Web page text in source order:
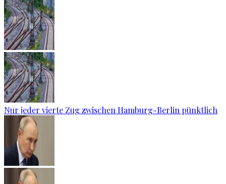
Nur jeder vierte Zug zwischen Hamburg-Berlin pünktlich